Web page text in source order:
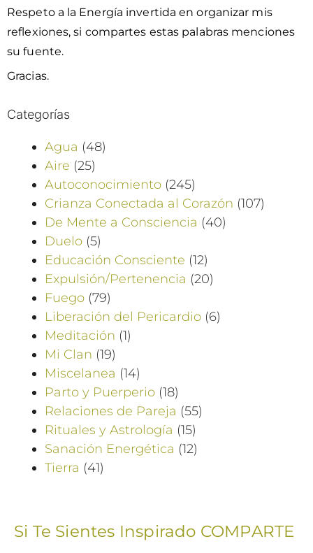
Respeto a la Energía invertida en organizar mis
reflexiones, si compartes estas palabras menciones
su fuente.
Gracias.
Categorías
Agua (48)
Aire (25)
Autoconocimiento (245)
Crianza Conectada al Corazón (107)
De Mente a Consciencia (40)
Duelo (5)
Educación Consciente (12)
Expulsión/Pertenencia (20)
Fuego (79)
Liberación del Pericardio (6)
Meditación (1)
Mi Clan (19)
Miscelanea (14)
Parto y Puerperio (18)
Relaciones de Pareja (55)
Rituales y Astrología (15)
Sanación Energética (12)
Tierra (41)
Si Te Sientes Inspirado COMPARTE